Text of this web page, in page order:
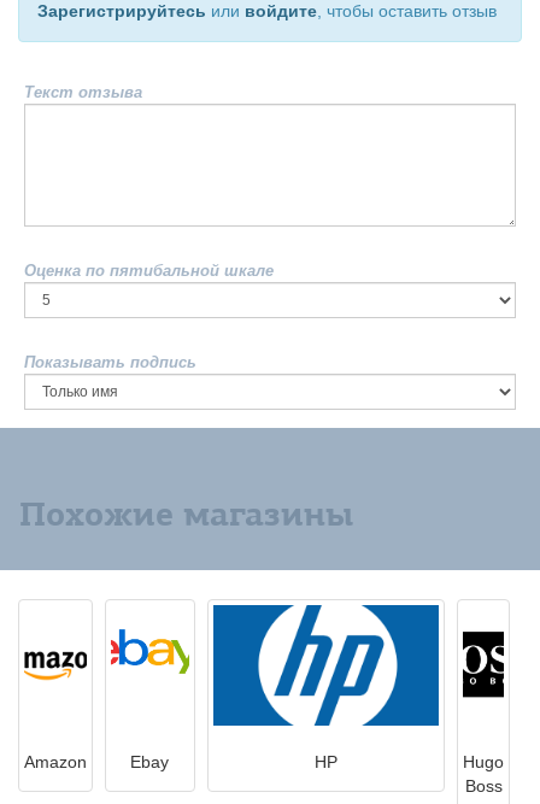
Зарегистрируйтесь или войдите , чтобы оставить отзыв
Текст отзыва
Оценка по пятибальной шкале
Показывать подпись
Похожие магазины
Amazon Ebay HP
Hugo
Boss